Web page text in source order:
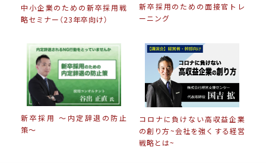
中小企業のための新卒採用戦
略セミナー（23年卒向け）
新卒採用のための面接官トレ
ーニング
新卒採用 〜内定辞退の防止
策〜
コロナに負けない高収益企業
の創り方~会社を強くする経営
戦略とは~